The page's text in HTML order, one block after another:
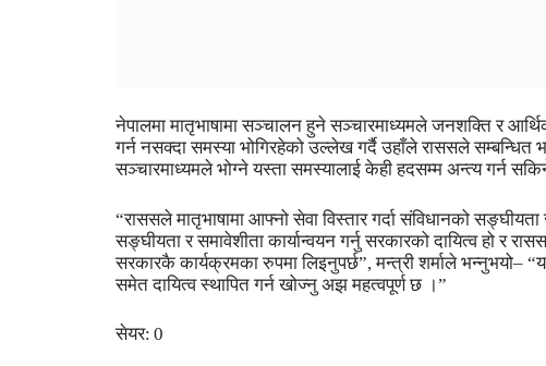
नेपालमा मातृभाषामा सञ्चालन हुने सञ्चारमाध्यमले जनशक्ति र
गर्न नसक्दा समस्या भोगिरहेको उल्लेख गर्दै उहाँले राससले सम्बन्धित
सञ्चारमाध्यमले भोग्ने यस्ता समस्यालाई केही हदसम्म अन्त्य गर्न
“राससले मातृभाषामा आफ्नो सेवा विस्तार गर्दा संविधानको
सङ्घीयता र समावेशीता कार्यान्वयन गर्नु सरकारको दायित्व हो र
सरकारकै कार्यक्रमका रुपमा लिइनुपर्छ”, मन्त्री शर्माले
समेत दायित्व स्थापित गर्न खोज्नु अझ महत्वपूर्ण छ ।”
सेयर: 0